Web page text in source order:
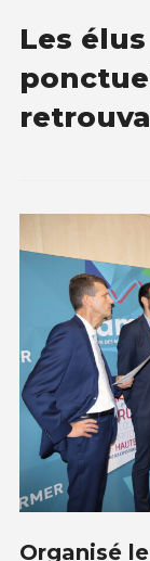
Les
Organisé